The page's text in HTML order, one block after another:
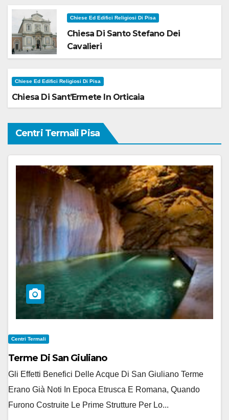
Chiese Ed Edifici Religiosi Di Pisa
Chiesa Di Santo Stefano Dei
Cavalieri
Chiese Ed Edifici Religiosi Di Pisa
Chiesa Di Sant’Ermete In Orticaia
Centri Termali Pisa
Centri Termali
Terme Di San Giuliano
Gli Effetti Benefici Delle Acque Di San Giuliano Terme
Erano Già Noti In Epoca Etrusca E Romana, Quando
Furono Costruite Le Prime Strutture Per Lo...